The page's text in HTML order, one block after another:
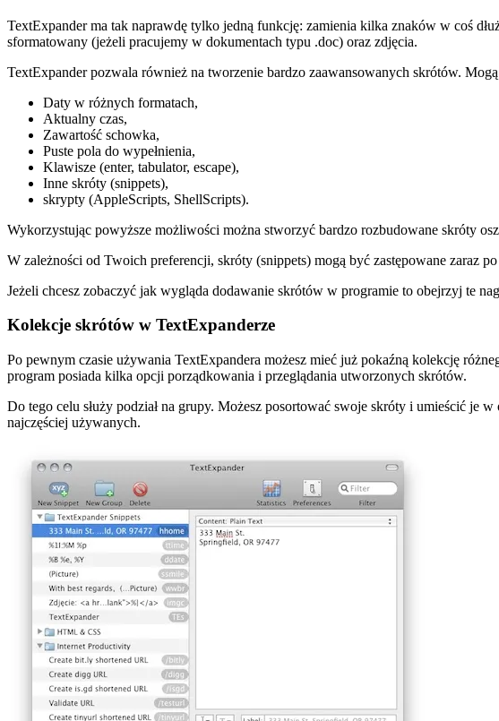
TextExpander ma tak naprawdę tylko jedną funkcję: zamienia kilka znaków w coś
sformatowany (jeżeli pracujemy w dokumentach typu .doc) oraz zdjęcia.
TextExpander pozwala również na tworzenie bardzo zaawansowanych skrótów.
Daty w różnych formatach,
Aktualny czas,
Zawartość schowka,
Puste pola do wypełnienia,
Klawisze (enter, tabulator, escape),
Inne skróty (snippets),
skrypty (AppleScripts, ShellScripts).
Wykorzystując powyższe możliwości można stworzyć bardzo rozbudowane skróty
W zależności od Twoich preferencji, skróty (snippets) mogą być zastępowane zaraz
Jeżeli chcesz zobaczyć jak wygląda dodawanie skrótów w programie to obejrzyj te
Kolekcje skrótów w TextExpanderze
Po pewnym czasie używania TextExpandera możesz mieć już pokaźną kolekcję
program posiada kilka opcji porządkowania i przeglądania utworzonych skrótów.
Do tego celu służy podział na grupy. Możesz posortować swoje skróty i umieścić je
najczęściej używanych.